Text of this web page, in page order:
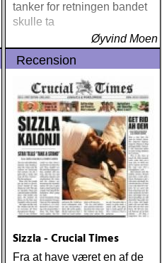
tanker for retningen bandet
skulle ta
Øyvind Moen
Recension
Sizzla - Crucial Times
Fra at have været en af de